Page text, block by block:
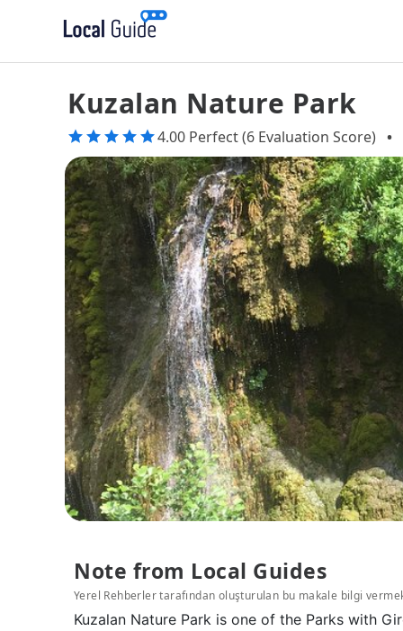
Kuzalan Nature Park
4.00 Perfect (6 Evaluation Score) •
Note from Local Guides
Yerel Rehberler tarafından oluşturulan bu makale bilgi
Kuzalan Nature Park is one of the Parks with